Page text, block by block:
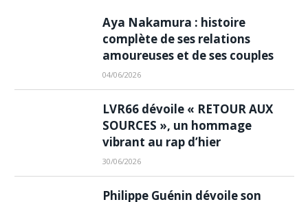
Aya Nakamura : histoire
complète de ses relations
amoureuses et de ses couples
04/06/2026
LVR66 dévoile « RETOUR AUX
SOURCES », un hommage
vibrant au rap d’hier
30/06/2026
Philippe Guénin dévoile son